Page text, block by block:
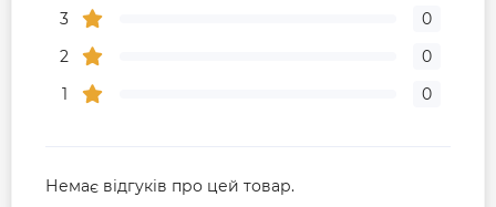
3
0
2
0
1
0
Немає відгуків про цей товар.